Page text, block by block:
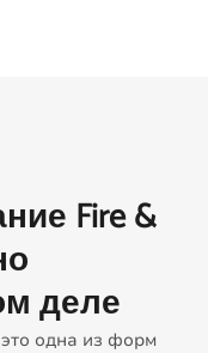
Fire &
деле
одна из форм